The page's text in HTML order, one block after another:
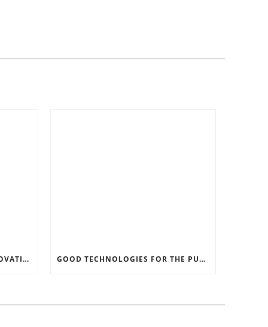
RECORD SOFTWARE AND INNOVATIONS GOOD TECHNOLOGIES FOR THE PURPOSE OF TRAFFIC